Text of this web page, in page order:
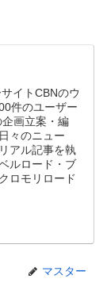
イトCBNのウ
件のユーザー
画立案・編
々のニュー
アル記事を執
ルロード・ブ
ロモリロード
マスター